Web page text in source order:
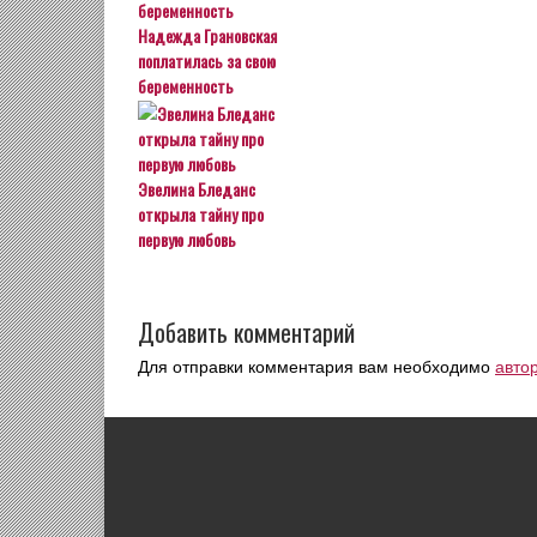
Надежда Грановская
поплатилась за свою
беременность
Эвелина Бледанс
открыла тайну про
первую любовь
Добавить комментарий
Для отправки комментария вам необходимо